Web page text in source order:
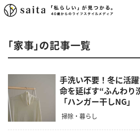
「家事」の記事一覧
手洗い不要！冬に活
命を延ばす“ふんわり
「ハンガー干しNG」
掃除・暮らし